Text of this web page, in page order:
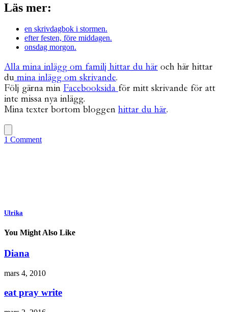
Läs mer:
en skrivdagbok i stormen.
efter festen, före middagen.
onsdag morgon.
Alla mina inlägg om familj hittar du här och här hittar
du mina inlägg om skrivande.
Följ gärna min Facebooksida för mitt skrivande för att
inte missa nya inlägg.
Mina texter bortom bloggen hittar du här.
1 Comment
Ulrika
You Might Also Like
Diana
mars 4, 2010
eat pray write